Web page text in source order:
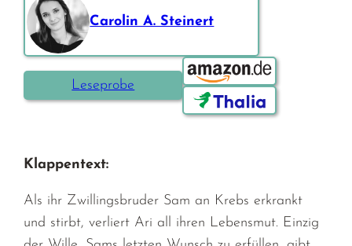
Carolin A. Steinert
Leseprobe
Bestellen über:
Klappentext:
Als ihr Zwillingsbruder Sam an Krebs erkrankt
und stirbt, verliert Ari all ihren Lebensmut. Einzig